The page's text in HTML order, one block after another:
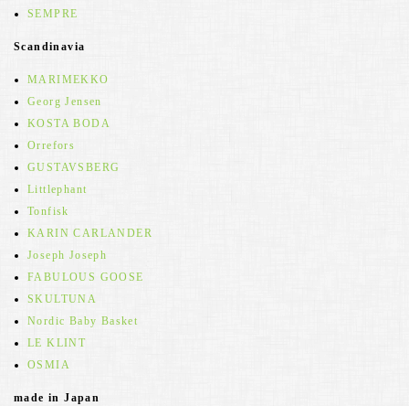
SEMPRE
Scandinavia
MARIMEKKO
Georg Jensen
KOSTA BODA
Orrefors
GUSTAVSBERG
Littlephant
Tonfisk
KARIN CARLANDER
Joseph Joseph
FABULOUS GOOSE
SKULTUNA
Nordic Baby Basket
LE KLINT
OSMIA
made in Japan